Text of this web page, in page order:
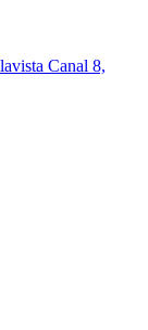
Canal 8,